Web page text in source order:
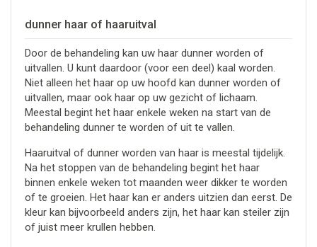
dunner haar of haaruitval
Door de behandeling kan uw haar dunner worden of
uitvallen. U kunt daardoor (voor een deel) kaal worden.
Niet alleen het haar op uw hoofd kan dunner worden of
uitvallen, maar ook haar op uw gezicht of lichaam.
Meestal begint het haar enkele weken na start van de
behandeling dunner te worden of uit te vallen.
Haaruitval of dunner worden van haar is meestal tijdelijk.
Na het stoppen van de behandeling begint het haar
binnen enkele weken tot maanden weer dikker te worden
of te groeien. Het haar kan er anders uitzien dan eerst. De
kleur kan bijvoorbeeld anders zijn, het haar kan steiler zijn
of juist meer krullen hebben.